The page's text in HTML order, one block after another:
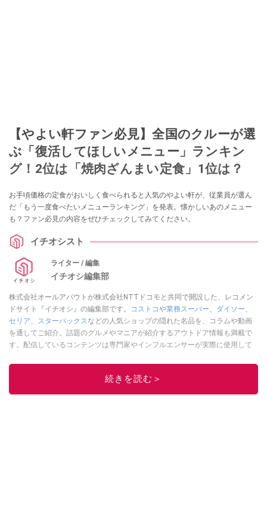
【やよい軒ファン必見】全国のクルーが選
ぶ「復活してほしいメニュー」ランキン
グ！2位は「焼肉ざんまい定食」1位は？
お手頃価格の定食がおいしく食べられると人気のやよい軒が、従業員が選ん
だ「もう一度食べたいメニューランキング」を発表。懐かしいあのメニュー
も？ファン必見の内容をぜひチェックしてみてください。
イチオシスト
ライター / 編集
イチオシ編集部
株式会社オールアバウトが株式会社NTTドコモと共同で開設した、レコメン
ドサイト『イチオシ』の編集部です。
コストコや業務スーパー、 ダイソー、
セリア、 スターバックスなどの人気ショップの隠れた名品を、コラムや動画
を通してご紹介。話題のグルメやマニアが紹介するアウトドア情報も満載で
す。配信しているコンテンツは専門家やインフルエンサーが実際に使用して
ニュースでフォロー
続きを読む＞